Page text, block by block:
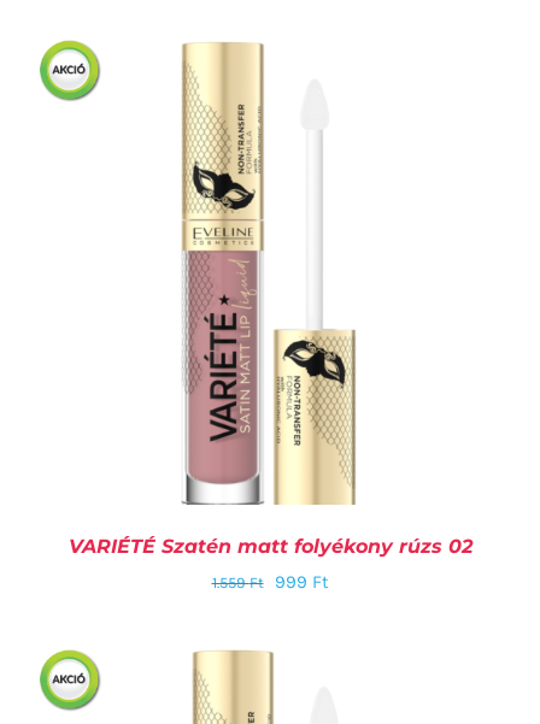
KOSÁRBA TESZEM RÉSZLETEK
VARIÉTÉ Szatén matt folyékony rúzs 02
1.559Ft 999 Ft